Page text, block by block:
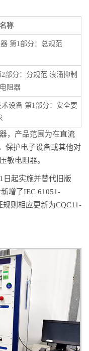
称
第1部分：总规范
部分：分规范 浪涌抑制
阻器
设备 第1部分：安全要
，产品范围为在直流
保护电子设备或其他对
敏电阻器。
日起实施并替代旧版
增了IEC 61051-
则相应更新为CQC11-